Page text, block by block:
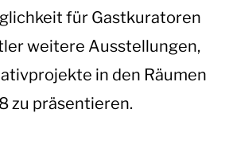
für Gastkuratoren
weitere Ausstellungen,
in den Räumen
zu präsentieren.